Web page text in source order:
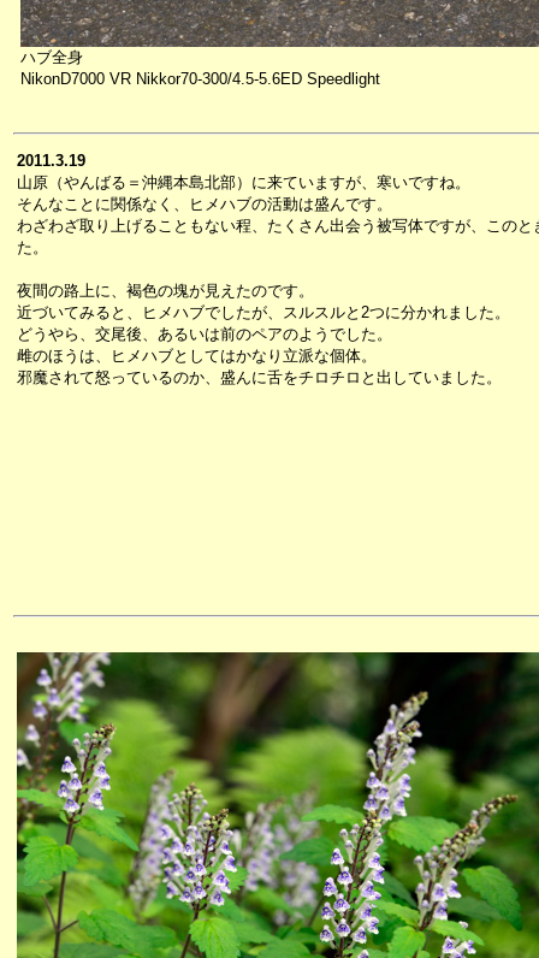
ハブ全身
NikonD7000 VR Nikkor70-300/4.5-5.6ED Speedlight
2011.3.19
山原（やんばる＝沖縄本島北部）に来ていますが、寒いですね。
そんなことに関係なく、ヒメハブの活動は盛んです。
わざわざ取り上げることもない程、たくさん出会う被写体ですが、この
た。
夜間の路上に、褐色の塊が見えたのです。
近づいてみると、ヒメハブでしたが、スルスルと2つに分かれました。
どうやら、交尾後、あるいは前のペアのようでした。
雌のほうは、ヒメハブとしてはかなり立派な個体。
邪魔されて怒っているのか、盛んに舌をチロチロと出していました。